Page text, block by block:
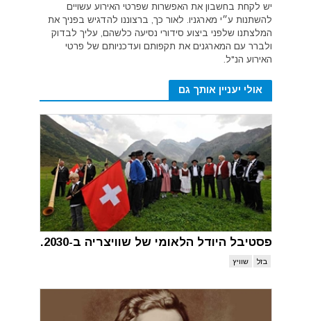
יש לקחת בחשבון את האפשרות שפרטי האירוע עשויים
להשתנות ע״י מארגניו. לאור כך, ברצוננו להדגיש בפניך את
המלצתנו שלפני ביצוע סידורי נסיעה כלשהם, עליך לבדוק
ולברר עם המארגנים את תקפותם ועדכניותם של פרטי
האירוע הנ"ל.
אולי יעניין אותך גם
פסטיבל היודל הלאומי של שוויצריה ב-2030.
בזל שוויץ